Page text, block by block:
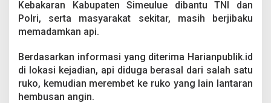
h
Kebakaran Kabupaten Simeulue dibantu TNI dan
Polri, serta masyarakat sekitar, masih berjibaku
memadamkan api.
Berdasarkan informasi yang diterima Harianpublik.id
di lokasi kejadian, api diduga berasal dari salah satu
ruko, kemudian merembet ke ruko yang lain lantaran
hembusan angin.